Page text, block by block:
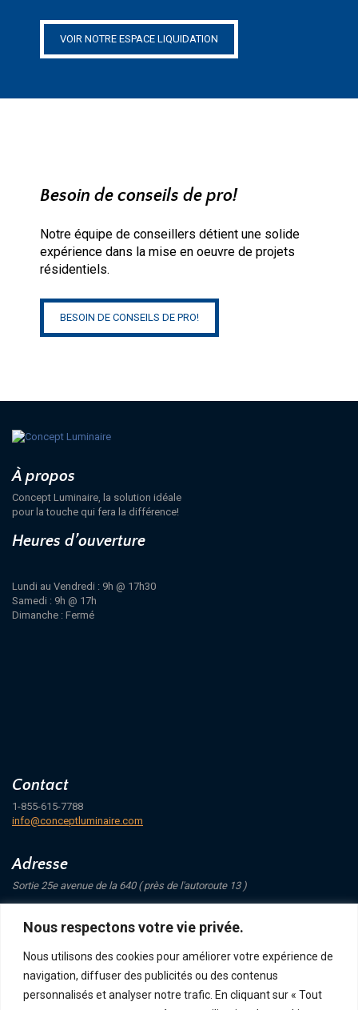
Nous respectons votre vie privée.
Nous utilisons des cookies pour améliorer votre expérience de
navigation, diffuser des publicités ou des contenus
personnalisés et analyser notre trafic. En cliquant sur « Tout
VOIR NOTRE ESPACE LIQUIDATION
Besoin de conseils de pro!
Notre équipe de conseillers détient une solide
expérience dans la mise en oeuvre de projets
résidentiels.
BESOIN DE CONSEILS DE PRO!
À propos
Concept Luminaire, la solution idéale
pour la touche qui fera la différence!
Heures d’ouverture
Lundi au Vendredi : 9h @ 17h30
Samedi : 9h @ 17h
Dimanche : Fermé
Contact
1-855-615-7788
info@conceptluminaire.com
Adresse
Sortie 25e avenue de la 640 ( près de l'autoroute 13 )
Saint-Eustache
Suivez-nous